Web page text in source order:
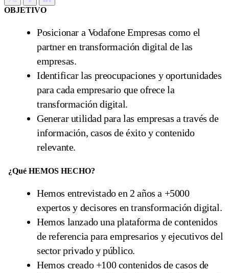
OBJETIVO
Posicionar a Vodafone Empresas como el
partner en transformación digital de las
empresas.
Identificar las preocupaciones y oportunidades
para cada empresario que ofrece la
transformación digital.
Generar utilidad para las empresas a través de
información, casos de éxito y contenido
relevante.
¿Qué HEMOS HECHO?
Hemos entrevistado en 2 años a +5000
expertos y decisores en transformación digital.
Hemos lanzado una plataforma de contenidos
de referencia para empresarios y ejecutivos del
sector privado y público.
Hemos creado +100 contenidos de casos de